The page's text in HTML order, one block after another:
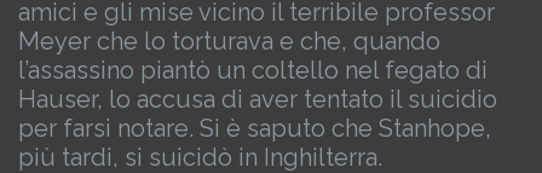
amici e gli mise vicino il terribile professor
Meyer che lo torturava e che, quando
l’assassino piantò un coltello nel fegato di
Hauser, lo accusa di aver tentato il suicidio
per farsi notare. Si è saputo che Stanhope,
più tardi, si suicidò in Inghilterra.